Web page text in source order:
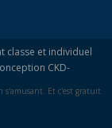
classe et individuel
CKD-
s'amusant. Et c'est gratuit